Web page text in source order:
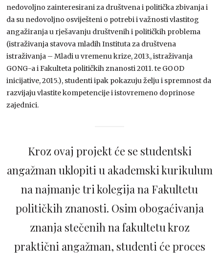
nedovoljno zainteresirani za društvena i politička zbivanja i
da su nedovoljno osviješteni o potrebi i važnosti vlastitog
angažiranja u rješavanju društvenih i političkih problema
(istraživanja stavova mladih Instituta za društvena
istraživanja – Mladi u vremenu krize, 2013., istraživanja
GONG-a i Fakulteta političkih znanosti 2011. te GOOD
inicijative, 2015.), studenti ipak pokazuju želju i spremnost da
razvijaju vlastite kompetencije i istovremeno doprinose
zajednici.
Kroz ovaj projekt će se studentski
angažman uklopiti u akademski kurikulum
na najmanje tri kolegija na Fakultetu
političkih znanosti. Osim obogaćivanja
znanja stečenih na fakultetu kroz
praktični angažman, studenti će proces